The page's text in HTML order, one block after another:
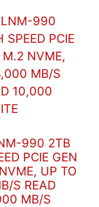
990 2TB
PCIE GEN
UP TO
S READ
MB/S